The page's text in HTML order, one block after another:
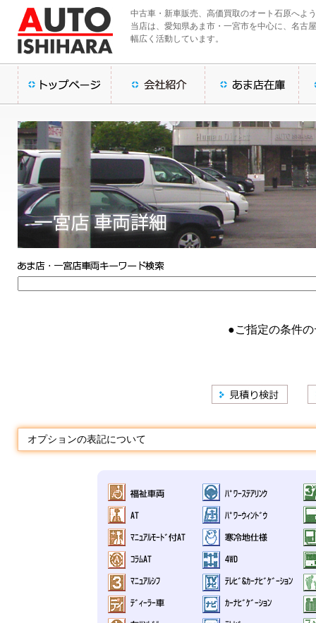
中古車・新車販売、高価買取のオート石原へよ
当店は、愛知県あま市・一宮市を中心に、名古
幅広く活動しています。
●ご指定の条件
オプションの表記について